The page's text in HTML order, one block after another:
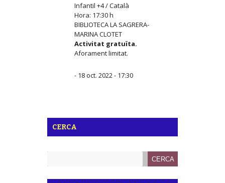
Infantil +4 / Català
Hora: 17:30 h
BIBLIOTECA LA SAGRERA-
MARINA CLOTET
Activitat gratuïta.
Aforament limitat.
- 18 oct. 2022 - 17:30
CERCA